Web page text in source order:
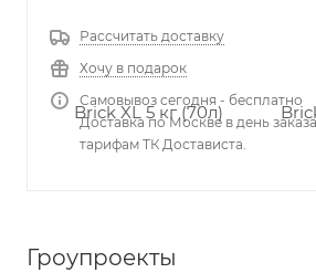
Рассчитать доставку
Хочу в подарок
Самовывоз сегодня - бесплатно
Доставка по Москве в день
тарифам ТК Достависта.
Гроупроекты